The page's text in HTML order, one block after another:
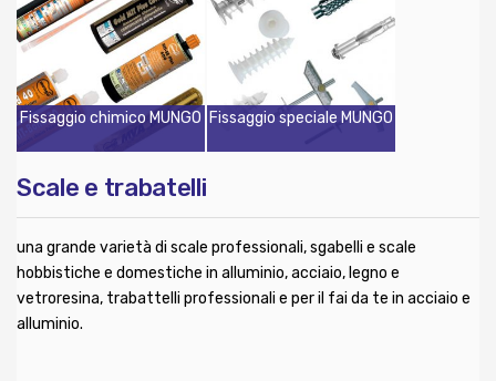
Fissaggio chimico MUNGO Fissaggio speciale MUNGO
Scale e trabatelli
una grande varietà di scale professionali, sgabelli e scale
hobbistiche e domestiche in alluminio, acciaio, legno e
vetroresina, trabattelli professionali e per il fai da te in acciaio e
alluminio.